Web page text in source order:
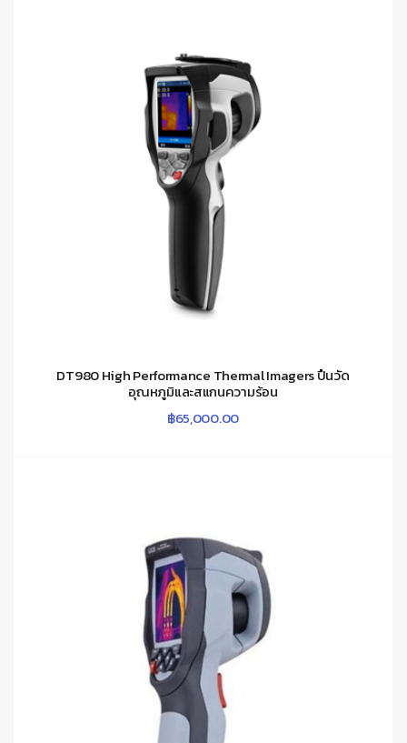
DT980 High Performance Thermal Imagers ปืนวัด
อุณหภูมิและสแกนความร้อน
฿65,000.00